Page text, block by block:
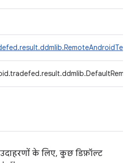
के लिए, कुछ डिफ़ॉल्ट